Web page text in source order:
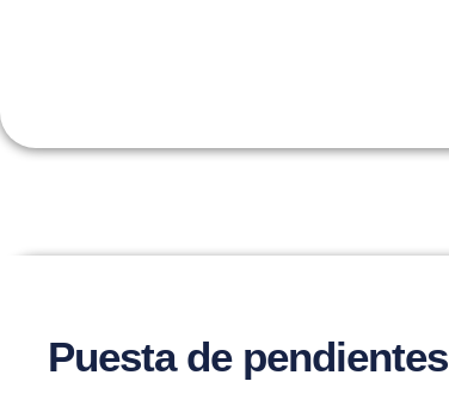
Puesta de pendientes